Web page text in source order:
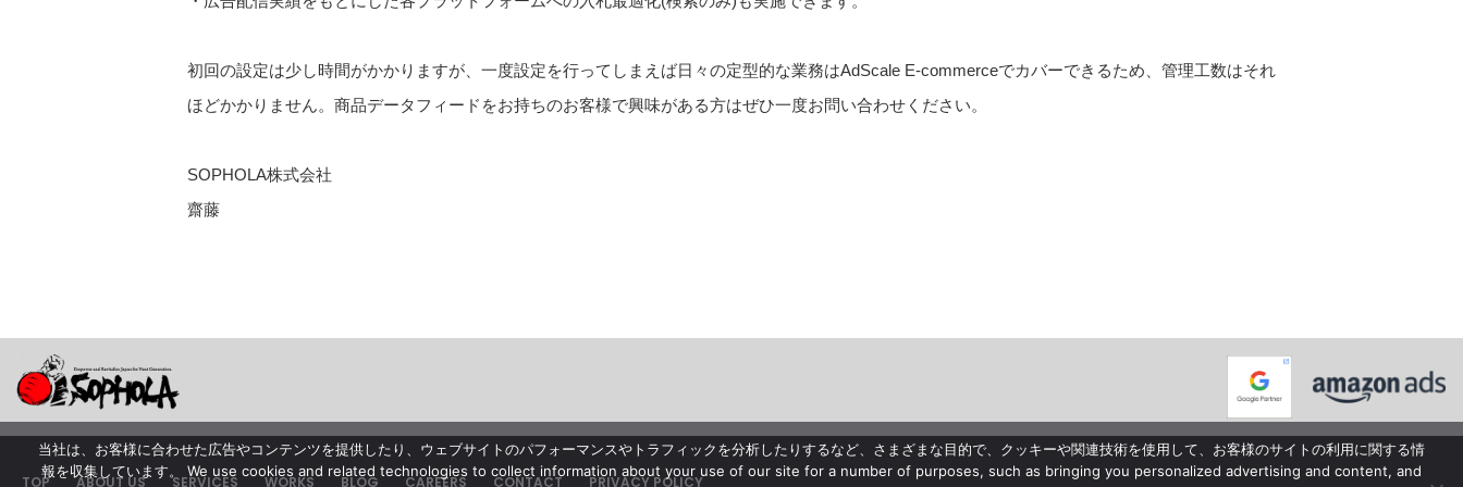
初回の設定は少し時間がかかりますが、一度設定を行ってしまえば日々の定型的な業務はAdScale E-commerceでカバーできるため、管理工数はそれ
ほどかかりません。商品データフィードをお持ちのお客様で興味がある方はぜひ一度お問い合わせください。
SOPHOLA株式会社
齋藤
TOP ABOUT US SERVICES WORKS BLOG CAREERS CONTACT PRIVACY POLICY
当社は、お客様に合わせた広告やコンテンツを提供したり、ウェブサイトのパフォーマンスやトラフィックを分析したりするなど、さまざまな目的で、クッキーや関連技術を使用して、お客様のサイトの利用に関する情
報を収集しています。 We use cookies and related technologies to collect information about your use of our site for a number of purposes, such as bringing you personalized advertising and content, and